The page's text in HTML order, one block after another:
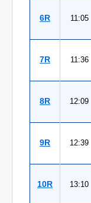
6R 11:05
7R 11:36
8R 12:09
9R 12:39
10R 13:10